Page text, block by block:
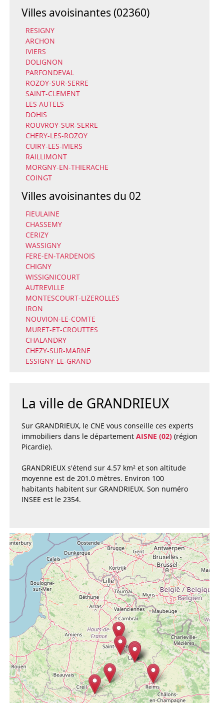
Villes avoisinantes (02360)
RESIGNY
ARCHON
IVIERS
DOLIGNON
PARFONDEVAL
ROZOY-SUR-SERRE
SAINT-CLEMENT
LES AUTELS
DOHIS
ROUVROY-SUR-SERRE
CHERY-LES-ROZOY
CUIRY-LES-IVIERS
RAILLIMONT
MORGNY-EN-THIERACHE
COINGT
Villes avoisinantes du 02
FIEULAINE
CHASSEMY
CERIZY
WASSIGNY
FERE-EN-TARDENOIS
CHIGNY
WISSIGNICOURT
AUTREVILLE
MONTESCOURT-LIZEROLLES
IRON
NOUVION-LE-COMTE
MURET-ET-CROUTTES
CHALANDRY
CHEZY-SUR-MARNE
ESSIGNY-LE-GRAND
La ville de GRANDRIEUX
Sur GRANDRIEUX, le CNE vous conseille ces experts
immobiliers dans le département AISNE (02)(région
Picardie).
GRANDRIEUX s'étend sur 4.57 km² et son altitude
moyenne est de 201.0 mètres. Environ 100
habitants habitent sur GRANDRIEUX. Son numéro
INSEE est le 2354.